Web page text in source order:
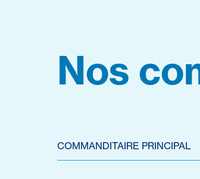
Nos
COMMANDITAIRE PRINCIPAL